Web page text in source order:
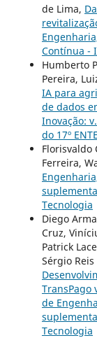
de Lima,
Contínua -
Humberto
Pereira,
IA para
de dados
Inovação:
do 17º
Florisvaldo
Ferreira,
Tecnologia
Diego
Cruz,
Patrick
Sérgio
de
Tecnologia